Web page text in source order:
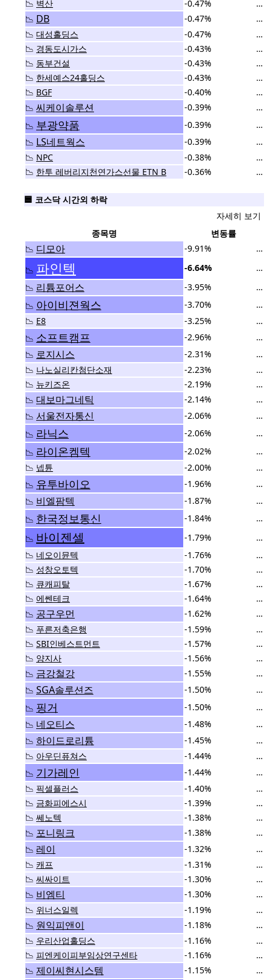
📉 벽산 -0.47%
…
📉 DB -0.47%
…
📉 대성홀딩스 -0.47%
…
📉 경동도시가스 -0.43%
…
📉 동부건설 -0.43%
…
📉 한세예스24홀딩스 -0.43%
…
📉 BGF -0.40%
…
📉 씨케이솔루션 -0.39%
…
📉 부광약품 -0.39%
…
📉 LS네트웍스 -0.39%
…
📉 NPC -0.38%
…
📉 한투 레버리지천연가스선물 ETN B -0.36% …
🟦 코스닥 시간외 하락
자세히 보기
종목명
변동률
📉 디모아 -9.91%
…
📉 파인텍 -6.64%
…
📉 리튬포어스 -3.95%
…
📉 아이비젼웍스 -3.70%
…
📉 E8 -3.25%
…
📉 소프트캠프 -2.96%
…
📉 로지시스 -2.31%
…
📉 나노실리칸첨단소재 -2.23%
…
📉 뉴키즈온 -2.19%
…
📉 대보마그네틱 -2.14%
…
📉 서울전자통신 -2.06%
…
📉 라닉스 -2.06%
…
📉 라이온켐텍 -2.02%
…
📉 넵튠 -2.00%
…
📉 유투바이오 -1.96%
…
📉 비엘팜텍 -1.87%
…
📉 한국정보통신 -1.84%
…
📉 바이젠셀 -1.79%
…
📉 네오이뮨텍 -1.76%
…
📉 성창오토텍 -1.70%
…
📉 큐캐피탈 -1.67%
…
📉 에쎈테크 -1.64%
…
📉 공구우먼 -1.62%
…
📉 푸른저축은행 -1.59%
…
📉 SBI인베스트먼트 -1.57%
…
📉 양지사 -1.56%
…
📉 금강철강 -1.55%
…
📉 SGA솔루션즈 -1.50%
…
📉 핑거 -1.50%
…
📉 네오티스 -1.48%
…
📉 하이드로리튬 -1.45%
…
📉 아우딘퓨쳐스 -1.44%
…
📉 기가레인 -1.44%
…
📉 픽셀플러스 -1.40%
…
📉 금화피에스시 -1.39%
…
📉 쎄노텍 -1.38%
…
📉 포니링크 -1.38%
…
📉 레이 -1.32%
…
📉 캐프 -1.31%
…
📉 씨싸이트 -1.30%
…
📉 비엠티 -1.30%
…
📉 위너스일렉 -1.19%
…
📉 원익피앤이 -1.18%
…
📉 우리산업홀딩스 -1.16%
…
📉 피엔케이피부임상연구센타 -1.16%
…
📉 제이씨현시스템 -1.15%
…